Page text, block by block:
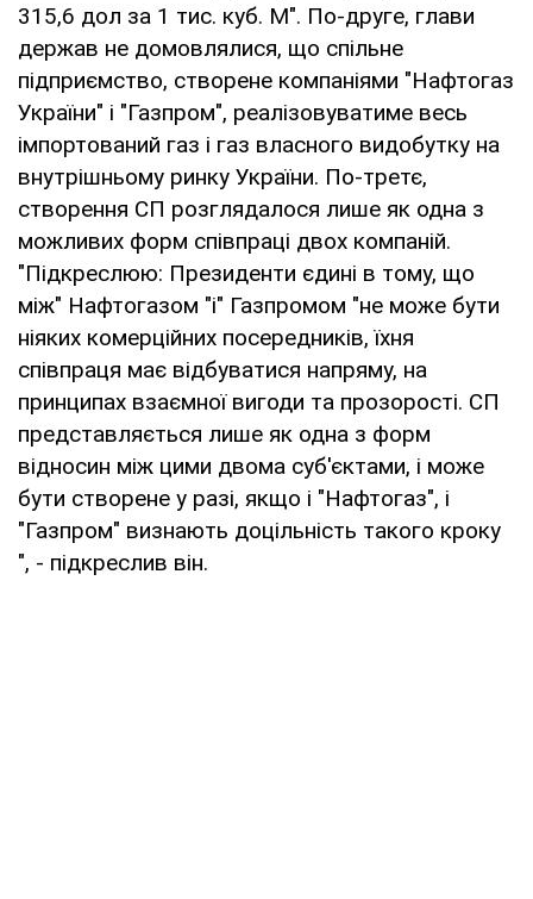
315,6 дол за 1 тис. куб. М". По-друге, глави
держав не домовлялися, що спільне
підприємство, створене компаніями "Нафтогаз
України" і "Газпром", реалізовуватиме весь
імпортований газ і газ власного видобутку на
внутрішньому ринку України. По-третє,
створення СП розглядалося лише як одна з
можливих форм співпраці двох компаній.
"Підкреслюю: Президенти єдині в тому, що
між" Нафтогазом "і" Газпромом "не може бути
ніяких комерційних посередників, їхня
співпраця має відбуватися напряму, на
принципах взаємної вигоди та прозорості. СП
представляється лише як одна з форм
відносин між цими двома суб'єктами, і може
бути створене у разі, якщо і "Нафтогаз", і
"Газпром" визнають доцільність такого кроку
", - підкреслив він.